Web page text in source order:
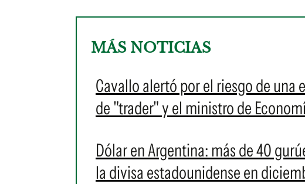
MÁS NOTICIAS
Cavallo alertó por el riesgo de
de "trader" y el ministro de
Dólar en Argentina: más de 40
la divisa estadounidense en